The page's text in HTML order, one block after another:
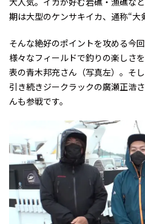
期は大型のケンサキイカ、通称“大
そんな絶好のポイントを攻める今
様々なフィールドで釣りの楽しさ
表の青木邦充さん（写真左）。そ
引き続きジークラックの廣瀬正浩
んも参戦です。